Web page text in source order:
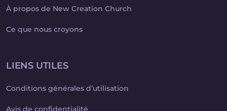
À propos de New Creation Church
Ce que nous croyons
LIENS UTILES
Conditions générales d’utilisation